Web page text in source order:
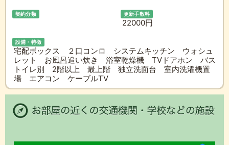
契約分類 更新手数料
22000円
設備・特徴
宅配ボックス ２口コンロ システムキッチン ウォシュ
レット お風呂追い炊き 浴室乾燥機 TVドアホン バス
トイレ別 2階以上 最上階 独立洗面台 室内洗濯機置
場 エアコン ケーブルTV